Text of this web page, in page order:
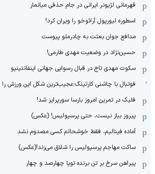
قهرمانی لژیونر ایرانی در جام حذفی میانمار
اسطوره لیورپول آرائوخو را ویران کرد!
مدافع جوان بعثت به چادرملو پیوست
حسین‌نژاد در وضعیت مهدی طارمی!
سکوت مهدی تاج در قبال رسوایی جهانی اینفانتینیو
فوتبال با چاشنی کارتینگ؛عجیب‌ترین شکل این ورزش را
فلیک در تمرین امروز بارسا سورپرایز شد!
پیروز بباز نیست، حتی پرسپولیس! (عکس)
آماده فینالیم، فقط خوشحالم کسی مصدوم نشد
ساکت مهاجم پرسپولیس را شلاق می‌زند!(عکس)
پیراهن سرخ بر تن برنده توپا چهارصد و چهار